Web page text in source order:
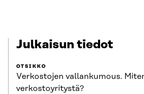
Julkaisun tiedot
OTSIKKO
Verkostojen vallankumous.
verkostoyritystä?